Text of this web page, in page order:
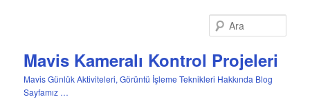
Mavis Kameralı Kontrol Projeleri
Mavis Günlük Aktiviteleri, Görüntü İşleme Teknikleri Hakkında Blog
Sayfamız …